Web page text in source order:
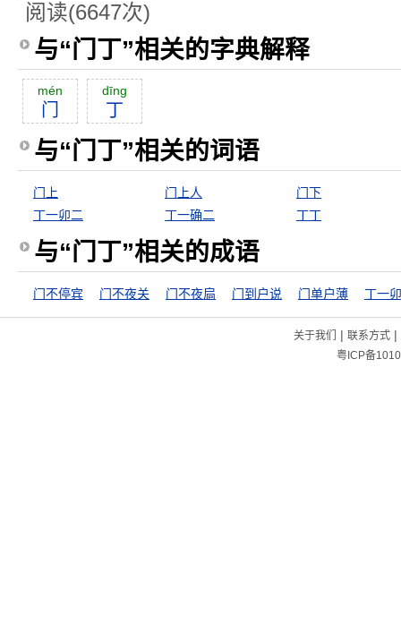
阅读(6647次)
与“门丁”相关的字典解释
mén
门
dīng
丁
与“门丁”相关的词语
门上 门上人
门下
丁一卯二
丁一确二 丁丁
与“门丁”相关的成语
门不停宾 门不夜关 门不夜扃 门到户说 门单户薄 丁一
关于我们 | 联系方式|
粤ICP备